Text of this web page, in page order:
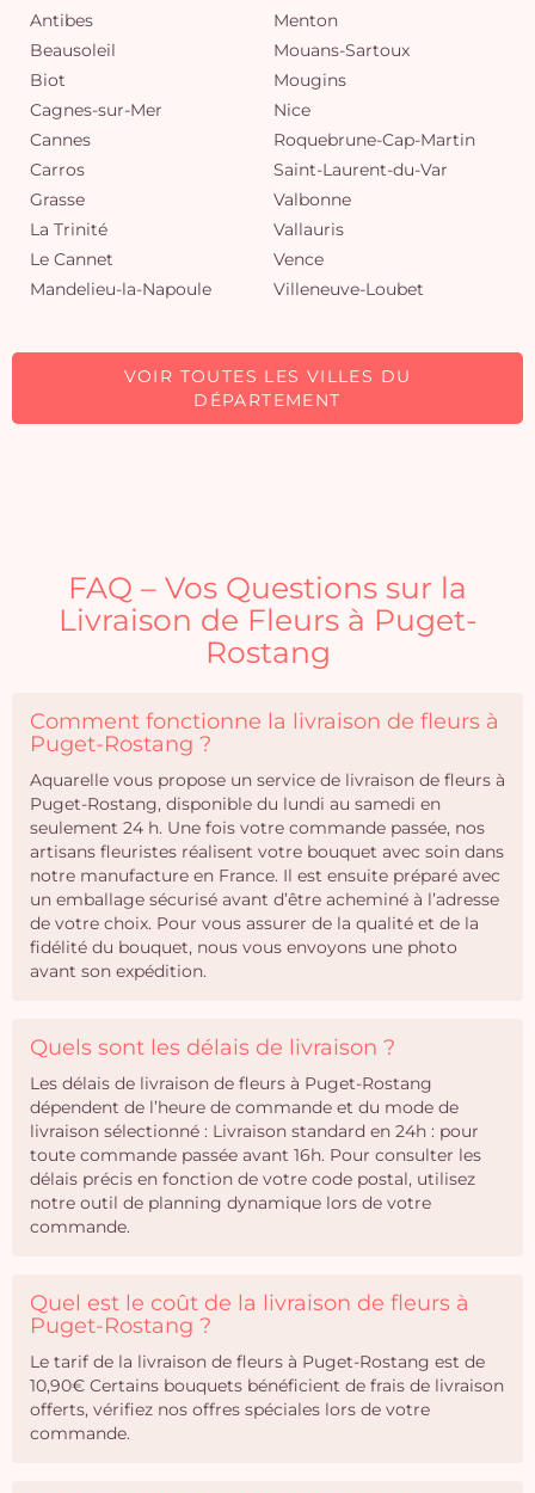
Antibes
Beausoleil
Biot
Cagnes-sur-Mer
Cannes
Carros
Grasse
La Trinité
Le Cannet
Mandelieu-la-Napoule
Menton
Mouans-Sartoux
Mougins
Nice
Roquebrune-Cap-Martin
Saint-Laurent-du-Var
Valbonne
Vallauris
Vence
Villeneuve-Loubet
VOIR TOUTES LES VILLES DU
DÉPARTEMENT
FAQ – Vos Questions sur la
Livraison de Fleurs à Puget-
Rostang
Comment fonctionne la livraison de fleurs à
Puget-Rostang ?
Aquarelle vous propose un service de livraison de fleurs à
Puget-Rostang, disponible du lundi au samedi en
seulement 24 h. Une fois votre commande passée, nos
artisans fleuristes réalisent votre bouquet avec soin dans
notre manufacture en France. Il est ensuite préparé avec
un emballage sécurisé avant d’être acheminé à l’adresse
de votre choix. Pour vous assurer de la qualité et de la
fidélité du bouquet, nous vous envoyons une photo
avant son expédition.
Quels sont les délais de livraison ?
Les délais de livraison de fleurs à Puget-Rostang
dépendent de l’heure de commande et du mode de
livraison sélectionné : Livraison standard en 24h : pour
toute commande passée avant 16h. Pour consulter les
délais précis en fonction de votre code postal, utilisez
notre outil de planning dynamique lors de votre
commande.
Quel est le coût de la livraison de fleurs à
Puget-Rostang ?
Le tarif de la livraison de fleurs à Puget-Rostang est de
10,90€ Certains bouquets bénéficient de frais de livraison
offerts, vérifiez nos offres spéciales lors de votre
commande.